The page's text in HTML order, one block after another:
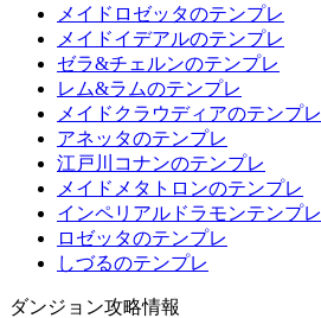
メイドロゼッタのテンプレ
メイドイデアルのテンプレ
ゼラ&チェルンのテンプレ
レム&ラムのテンプレ
メイドクラウディアのテンプレ
アネッタのテンプレ
江戸川コナンのテンプレ
メイドメタトロンのテンプレ
インペリアルドラモンテンプレ
ロゼッタのテンプレ
しづるのテンプレ
ダンジョン攻略情報